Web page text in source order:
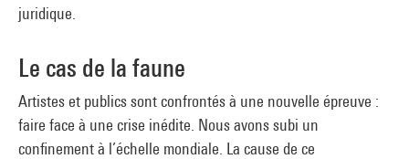
juridique.
Le cas de la faune
Artistes et publics sont confrontés à une nouvelle épreuve :
faire face à une crise inédite. Nous avons subi un
confinement à l’échelle mondiale. La cause de ce